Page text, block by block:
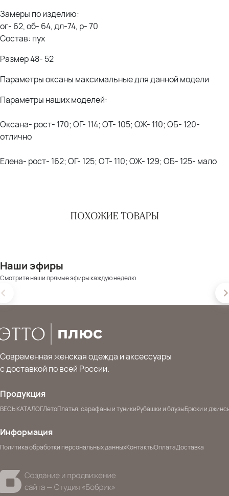
Замеры по изделию:
ог- 62, об- 64, дл-74, р- 70
Состав: пух
Размер 48- 52
Параметры оксаны максимальные для данной модели
Параметры наших моделей:
Оксана- рост- 170; ОГ- 114; ОТ- 105; ОЖ- 110; ОБ- 120-
отлично
Елена- рост- 162; ОГ- 125; ОТ- 110; ОЖ- 129; ОБ- 125- мало
ПОХОЖИЕ ТОВАРЫ
Наши эфиры
Смотрите наши прямые эфиры каждую неделю
Современная женская одежда и аксессуары
с доставкой по всей России.
Продукция
ВЕСЬ КАТАЛОГЛетоПлатья, сарафаны и туникиРубашки и блузыБрюки и
Информация
Политика обработки персональных данныхКонтактыОплатаДоставка